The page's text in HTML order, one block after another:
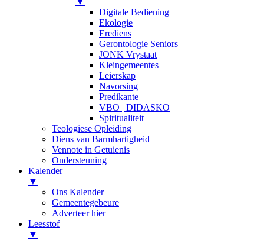
Digitale Bediening
Ekologie
Erediens
Gerontologie Seniors
JONK Vrystaat
Kleingemeentes
Leierskap
Navorsing
Predikante
VBO | DIDASKO
Spiritualiteit
Teologiese Opleiding
Diens van Barmhartigheid
Vennote in Getuienis
Ondersteuning
Kalender
▼
Ons Kalender
Gemeentegebeure
Adverteer hier
Leesstof
▼